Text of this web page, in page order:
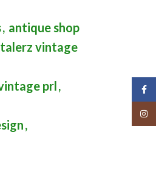
, antique shop
talerz vintage
prl,
,